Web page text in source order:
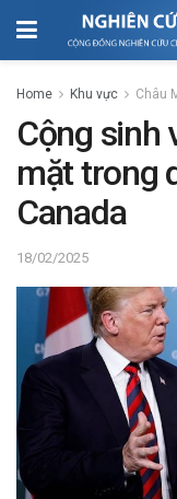
Home Khu vực Châu
Cộng sinh
mặt trong
Canada
18/02/2025